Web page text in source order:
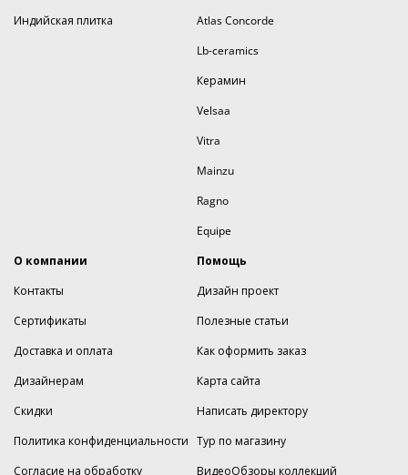
Индийская плитка
Atlas Concorde
Lb-ceramics
Керамин
Velsaa
Vitra
Mainzu
Ragno
Equipe
О компании
Контакты
Сертификаты
Доставка и оплата
Дизайнерам
Скидки
Политика конфиденциальности
Согласие на обработку
Помощь
Дизайн проект
Полезные статьи
Как оформить заказ
Карта сайта
Написать директору
Тур по магазину
ВидеоОбзоры коллекций